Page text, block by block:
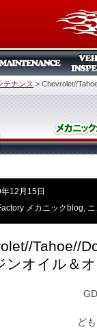
テナンス > Chevrolet//
12月15日
メカニックblog,
Tahoe//
ンオイル＆
ど